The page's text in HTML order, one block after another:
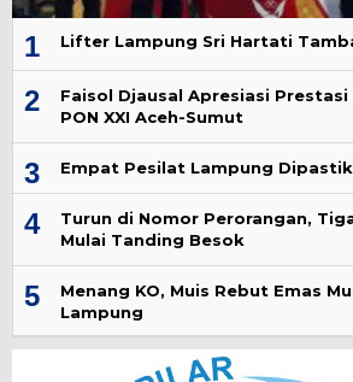
1 Lifter Lampung Sri Hartati
2
Faisol Djausal Apresiasi Prestasi
PON XXI Aceh-Sumut
3 Empat Pesilat Lampung
4
Turun di Nomor Perorangan,
Mulai Tanding Besok
5
Menang KO, Muis Rebut Emas
Lampung